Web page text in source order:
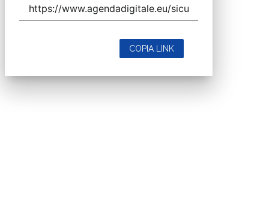
COPIA LINK